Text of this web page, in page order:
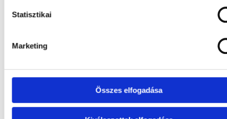
Statisztikai
Marketing
Összes elfogadása
E-MAIL CÍM:anna@pentalingua.com
2330 Dunaharaszti, Kinizsi ltp. 2A/1/07